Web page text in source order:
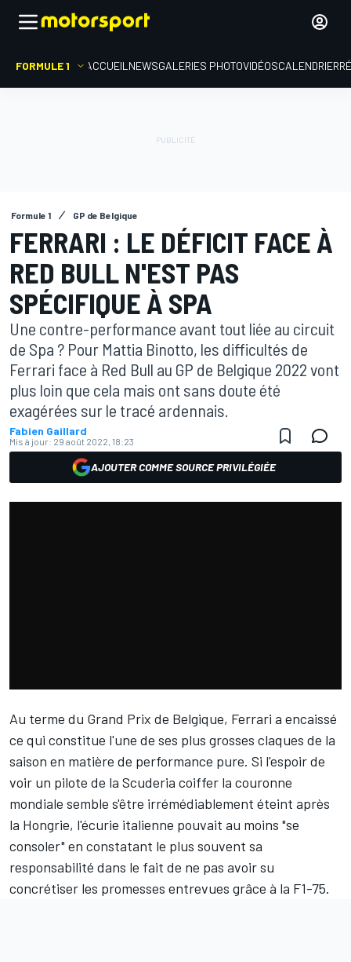
FORMULE 1 ACCUEIL NEWSGALERIES PHOTOVIDÉOSCALENDRIER
Formule 1 GP de Belgique
FERRARI : LE DÉFICIT FACE À
RED BULL N'EST PAS
SPÉCIFIQUE À SPA
Une contre-performance avant tout liée au circuit
de Spa ? Pour Mattia Binotto, les difficultés de
Ferrari face à Red Bull au GP de Belgique 2022 vont
plus loin que cela mais ont sans doute été
exagérées sur le tracé ardennais.
Fabien Gaillard
Mis à jour: 29 août 2022, 18:23
AJOUTER COMME SOURCE PRIVILÉGIÉE
Au terme du Grand Prix de Belgique, Ferrari a encaissé
ce qui constitue l'une de ses plus grosses claques de la
saison en matière de performance pure. Si l'espoir de
voir un pilote de la Scuderia coiffer la couronne
mondiale semble s'être irrémédiablement éteint après
la Hongrie, l'écurie italienne pouvait au moins "se
consoler" en constatant le plus souvent sa
responsabilité dans le fait de ne pas avoir su
concrétiser les promesses entrevues grâce à la F1-75.